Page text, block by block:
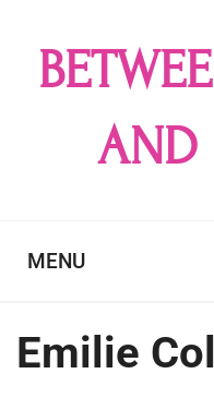
content
AND
MENU
Emilie